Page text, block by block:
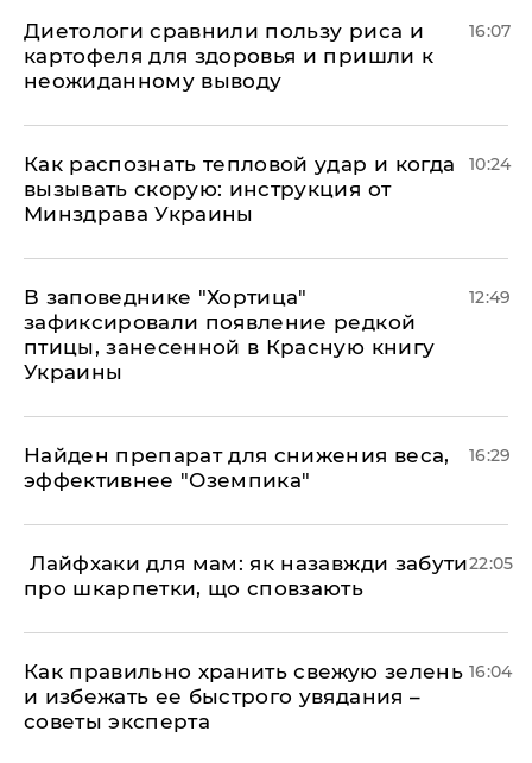
Диетологи сравнили пользу риса и
картофеля для здоровья и пришли к
неожиданному выводу
16:07
Как распознать тепловой удар и когда
вызывать скорую: инструкция от
Минздрава Украины
10:24
В заповеднике "Хортица"
зафиксировали появление редкой
птицы, занесенной в Красную книгу
Украины
12:49
Найден препарат для снижения веса,
эффективнее "Оземпика"
16:29
​ Лайфхаки для мам: як назавжди забути
про шкарпетки, що сповзають
22:05
Как правильно хранить свежую зелень
и избежать ее быстрого увядания –
советы эксперта
16:04